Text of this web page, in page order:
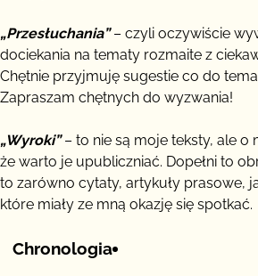
„Przesłuchania”– czyli oczywiście
dociekania na tematy rozmaite z
Chętnie przyjmuję sugestie co do
Zapraszam chętnych do wyzwania!
„Wyroki”– to nie są moje teksty, ale o
że warto je upubliczniać. Dopełni to
to zarówno cytaty, artykuły prasowe,
które miały ze mną okazję się spotkać.
Chronologia